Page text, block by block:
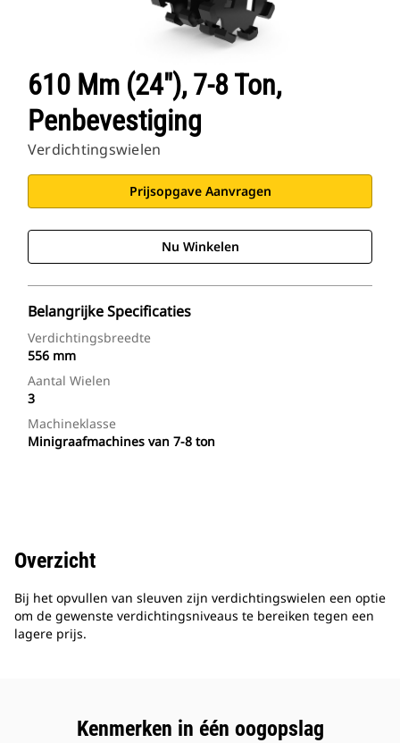
610 Mm (24"), 7-8 Ton,
Penbevestiging
Verdichtingswielen
Prijsopgave Aanvragen
Nu Winkelen
Belangrijke Specificaties
Verdichtingsbreedte
556 mm
Aantal Wielen
3
Machineklasse
Minigraafmachines van 7-8 ton
Overzicht
Bij het opvullen van sleuven zijn verdichtingswielen een optie
om de gewenste verdichtingsniveaus te bereiken tegen een
lagere prijs.
Kenmerken in één oogopslag